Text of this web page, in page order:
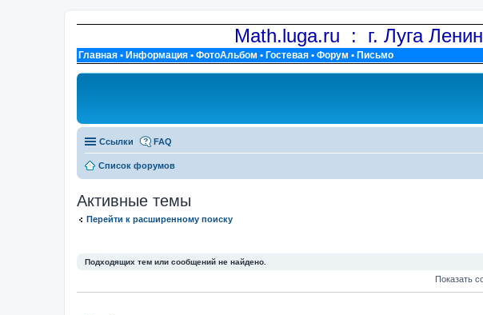
Math.luga.ru : г. Луга
Главная • Информация • ФотоАльбом • Гостевая • Форум • Письмо
Ссылки FAQ
Список форумов
Активные темы
Перейти к расширенному поиску
Подходящих тем или сообщений не найдено.
Показать